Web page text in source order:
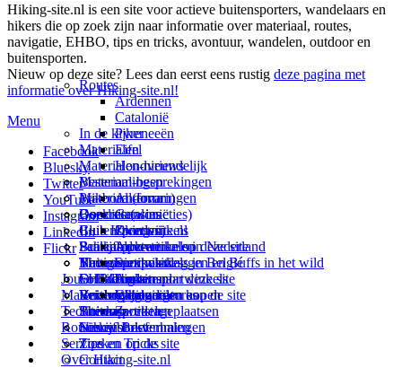
Hiking-site.nl is een site voor actieve buitensporters, wandelaars en
hikers die op zoek zijn naar informatie over materiaal, routes,
navigatie, EHBO, tips en tricks, avontuur, wandelen, outdoor en
buitensporten.
Nieuw op deze site? Lees dan eerst eens rustig deze pagina met
informatie over Hiking-site.nl!
Menu
Facebook
Bluesky
Twitter
YouTube
Instagram
LinkedIn
Flickr
Jouw Hiking-site.nl
Prikbord (forum)
Goodies (winacties)
Club Hiking-site.nl
Schrijfblok-artikelen
Virtuele exposities
Fotoalbums
Materialen: kiezen en kopen
In de kijker
Materialen
Materialen-nieuws
Materiaal-besprekingen
Materiaal-ervaringen
Boekrecensies
Buitensportwinkels
Buitensportwinkels in Nederland
Buitensportwinkels in Belgié
Online buitensportwinkels
Reisboekhandels
Technieken
Navigatie
EHBO
Verzorging
Thema-artikelen
Routes en Bestemmingen
Routes
Ardennen
Catalonië
Pyreneeën
Eifel
Hondvriendelijk
Bestemmingen
Andorra
Catalonië
Zweden
Paalkamperen
Thema-artikelen
Andorra
Catalonië
Zweden
Schrijfblokverhalen
Service
Buitensportvacatures
Buitensportstageplaatsen
Links
Tips en Tricks
Over Hiking-site.nl
Deze site
Over mij
Adverteren op deze site
Summit-vlaggen en Buffs in het wild
Linken naar deze site
Wijzigingen aan de site
Sitemap
Nieuwsbrief
Zoeken op de site
Contact